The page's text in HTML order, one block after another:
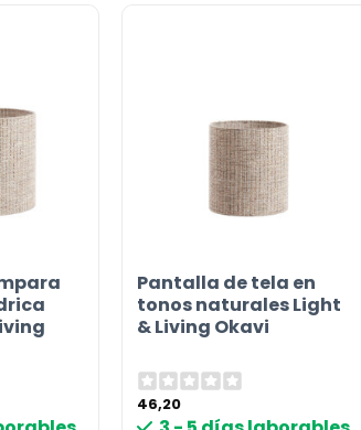
Pantalla de tela en
tonos naturales Light
& Living Okavi
46,20